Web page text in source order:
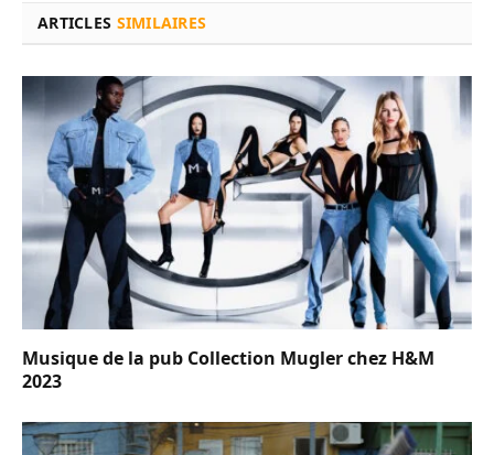
ARTICLES SIMILAIRES
Musique de la pub Collection Mugler chez H&M
2023